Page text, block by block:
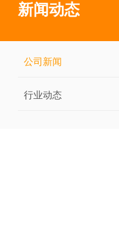
新闻动态
公司新闻
行业动态